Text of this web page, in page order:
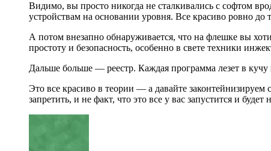
Видимо, вы просто никогда не сталкивались с софтом
устройствам на основании уровня. Все красиво ровно до
А потом внезапно обнаруживается, что на флешке вы
простоту и безопасность, особенно в свете техники
Дальше больше — реестр. Каждая программа лезет в кучу
Это все красиво в теории — а давайте законтейнизируем
запретить, и не факт, что это все у вас запустится и